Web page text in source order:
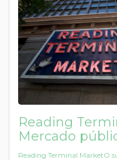
Reading
Mercado
Reading Terminal MarketO